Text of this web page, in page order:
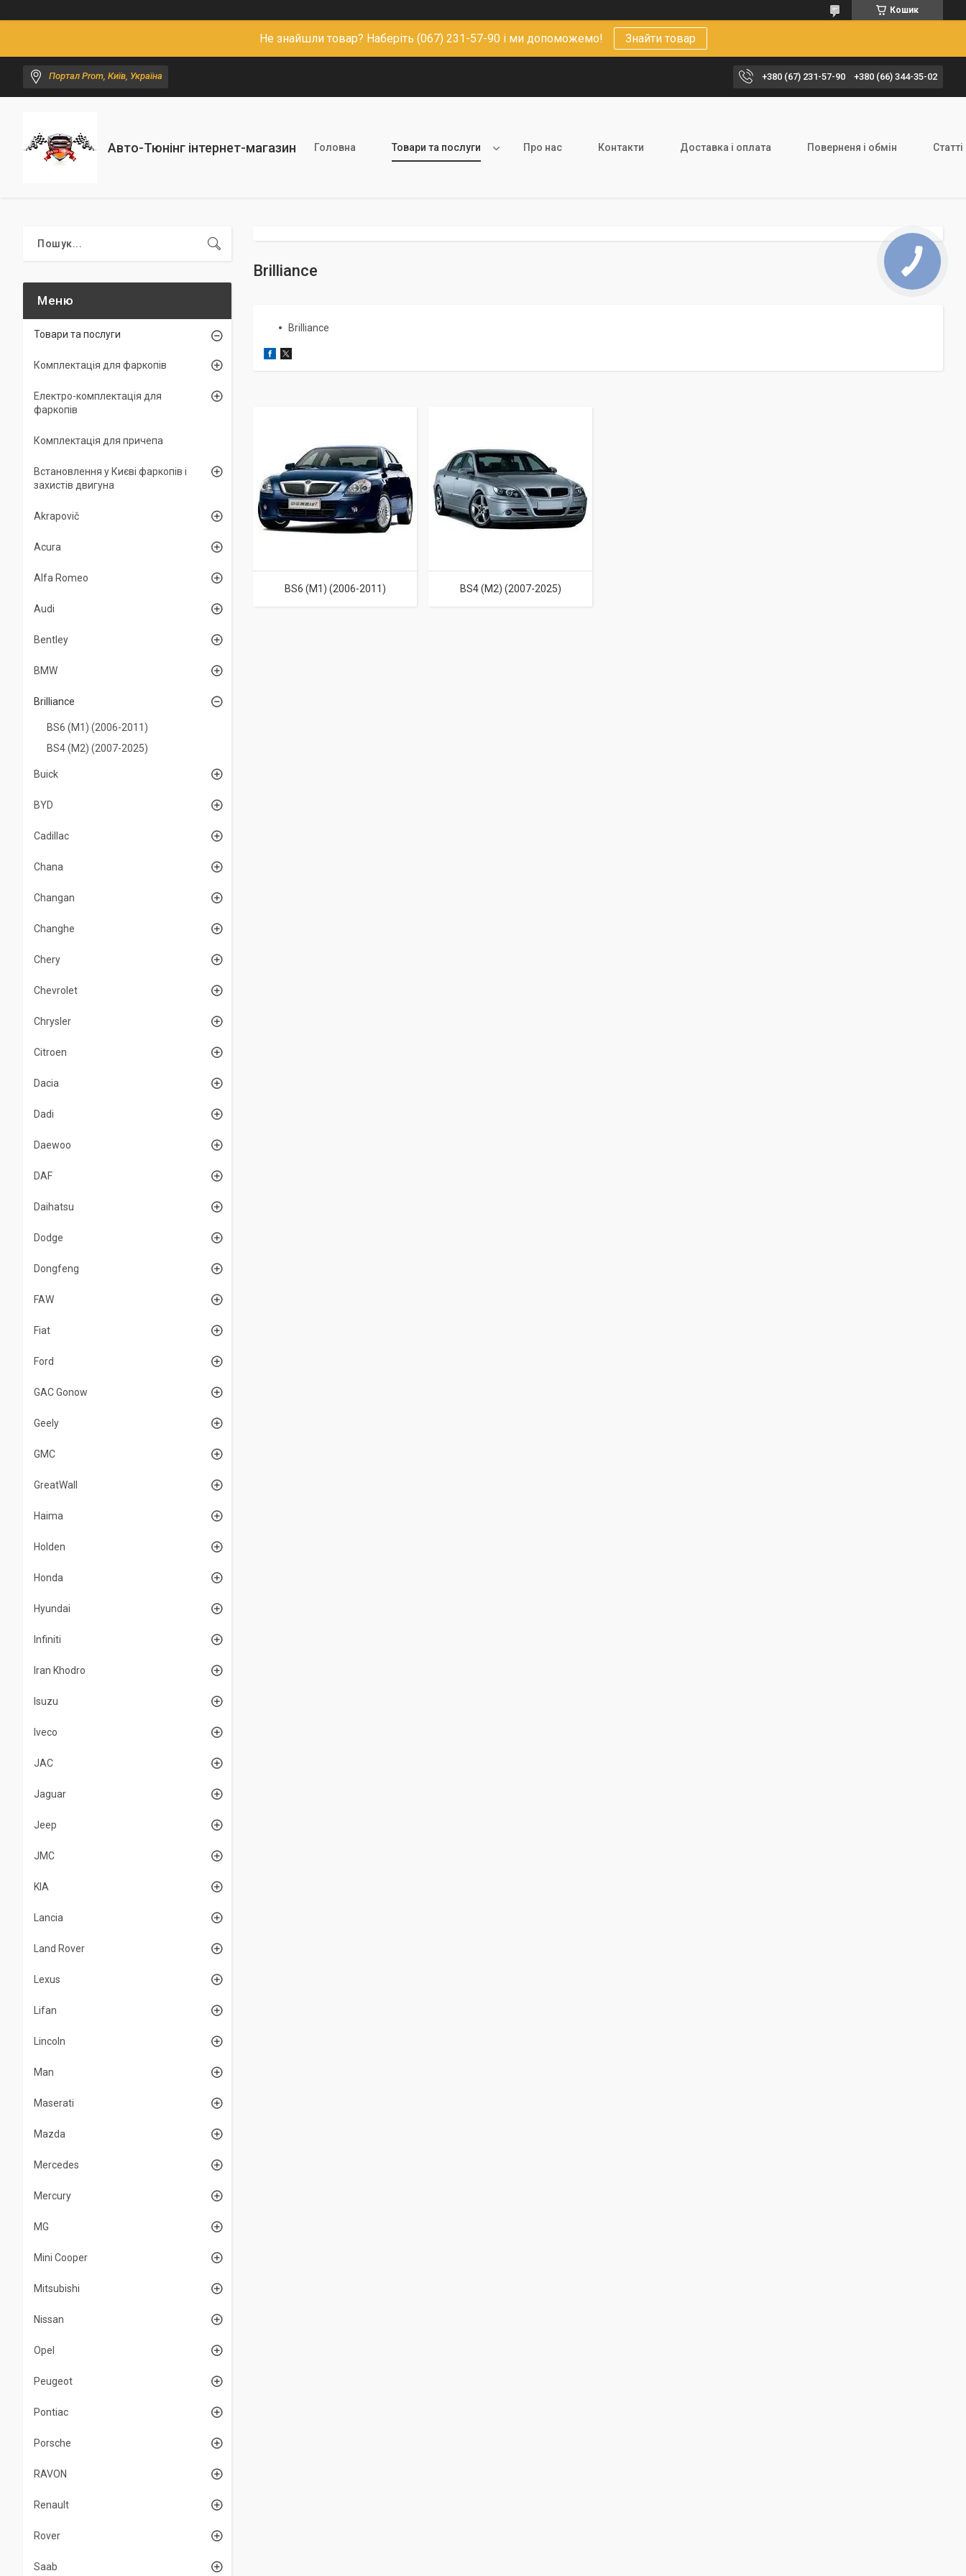
Кошик
Не знайшли товар? Наберіть (067) 231-57-90 і ми допоможемо! Знайти товар
Портал Prom, Київ, Україна +380 (67) 231-57-90 +380 (66) 344-35-02
Авто-Тюнінг інтернет-магазин Головна Товари та послуги Про нас Контакти Доставка і оплата Поверненя і обмін Статті
Brilliance
Brilliance
BS6 (M1) (2006-2011) BS4 (M2) (2007-2025)
Товари та послуги
Комплектація для фаркопів
Електро-комплектація для
фаркопів
Комплектація для причепа
Встановлення у Києві фаркопів і
захистів двигуна
Akrapovič
Acura
Alfa Romeo
Audi
Bentley
BMW
Brilliance
BS6 (M1) (2006-2011)
BS4 (M2) (2007-2025)
Buick
BYD
Cadillac
Chana
Changan
Changhe
Chery
Chevrolet
Chrysler
Citroen
Dacia
Dadi
Daewoo
DAF
Daihatsu
Dodge
Dongfeng
FAW
Fiat
Ford
GAC Gonow
Geely
GMC
GreatWall
Haima
Holden
Honda
Hyundai
Infiniti
Iran Khodro
Isuzu
Iveco
JAC
Jaguar
Jeep
JMC
KIA
Lancia
Land Rover
Lexus
Lifan
Lincoln
Man
Maserati
Mazda
Mercedes
Mercury
MG
Mini Cooper
Mitsubishi
Nissan
Opel
Peugeot
Pontiac
Porsche
RAVON
Renault
Rover
Saab